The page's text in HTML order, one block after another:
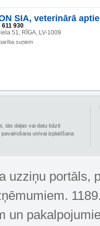
SIA, veterinārā
611 930
iela 51, RĪGA, LV-1009
suņiem
tās daļas vai datu bāzē
un/vai izplatīšana
uzziņu portāls,
un